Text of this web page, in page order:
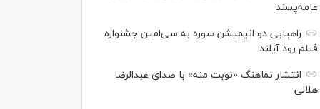
عامه‌پسند
راهیابی دو انیمیشن سوره به سی‌امین جشنواره
فیلم رود آیلند
انتشار نماهنگ «نوبت منه» با صدای عبدالرضا
هلالی